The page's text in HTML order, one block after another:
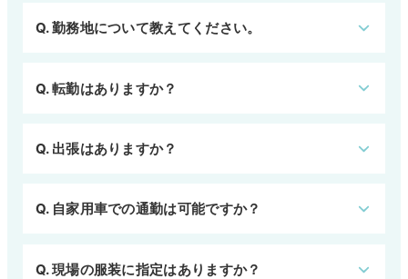
Q. 勤務地について教えてください。
Q. 転勤はありますか？
Q. 出張はありますか？
Q. 自家用車での通勤は可能ですか？
Q. 現場の服装に指定はありますか？